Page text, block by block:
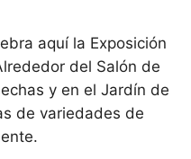
aquí la Exposición
del Salón de
y en el Jardín de
de variedades de